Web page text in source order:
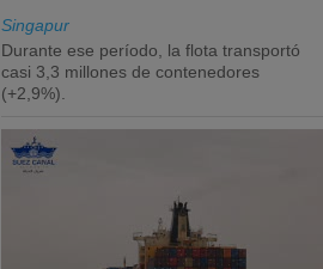
Singapur
Durante ese período, la flota transportó
casi 3,3 millones de contenedores
(+2,9%).